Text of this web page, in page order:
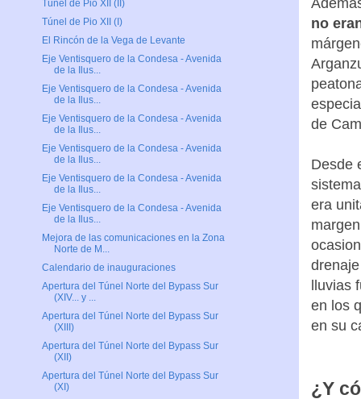
no
Desde
era
lluvias
en los
Túnel de Pio XII (II)
Túnel de Pio XII (I)
El Rincón de la Vega de Levante
Eje Ventisquero de la Condesa - Avenida
de la Ilus...
Eje Ventisquero de la Condesa - Avenida
de la Ilus...
Eje Ventisquero de la Condesa - Avenida
de la Ilus...
Eje Ventisquero de la Condesa - Avenida
de la Ilus...
Eje Ventisquero de la Condesa - Avenida
de la Ilus...
Eje Ventisquero de la Condesa - Avenida
de la Ilus...
Mejora de las comunicaciones en la Zona
Norte de M...
Calendario de inauguraciones
Apertura del Túnel Norte del Bypass Sur
(XIV... y ...
Apertura del Túnel Norte del Bypass Sur
(XIII)
Apertura del Túnel Norte del Bypass Sur
(XII)
Apertura del Túnel Norte del Bypass Sur
(XI)